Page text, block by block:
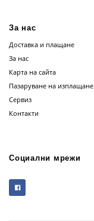
За нас
Доставка и плащане
За нас
Карта на сайта
Пазаруване на изплащане
Сервиз
Контакти
Социални мрежи